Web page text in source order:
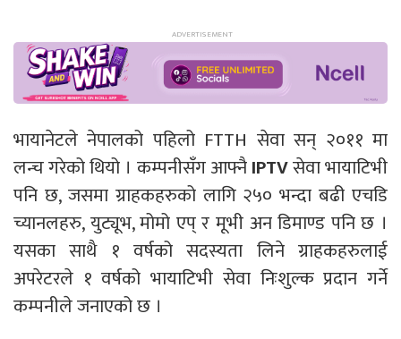
भायानेटले नेपालको पहिलो FTTH सेवा सन् २०११ मा
लन्च गरेको थियो । कम्पनीसँग आफ्नैIPTVसेवा भायाटिभी
पनि छ, जसमा ग्राहकहरुको लागि २५० भन्दा बढी एचडि
च्यानलहरु, युट्यूभ, मोमो एप् र मूभी अन डिमाण्ड पनि छ ।
यसका साथै १ वर्षको सदस्यता लिने ग्राहकहरुलाई
अपरेटरले १ वर्षको भायाटिभी सेवा निःशुल्क प्रदान गर्ने
कम्पनीले जनाएको छ ।